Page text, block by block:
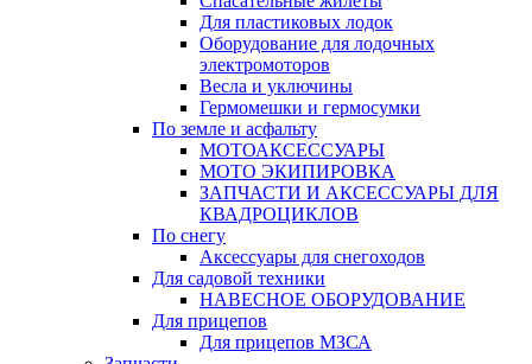
Для пластиковых лодок
Оборудование для лодочных
электромоторов
Весла и уключины
Гермомешки и гермосумки
По земле и асфальту
МОТОАКСЕССУАРЫ
МОТО ЭКИПИРОВКА
ЗАПЧАСТИ И АКСЕССУАРЫ ДЛЯ
КВАДРОЦИКЛОВ
По снегу
Аксессуары для снегоходов
Для садовой техники
НАВЕСНОЕ ОБОРУДОВАНИЕ
Для прицепов
Для прицепов МЗСА